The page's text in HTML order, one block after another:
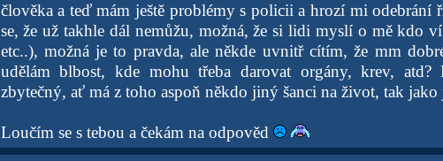
člověka a teď mám ještě problémy s policii a hrozí mi odebrání
se, že už takhle dál nemůžu, možná, že si lidi myslí o mě kdo
etc..), možná je to pravda, ale někde uvnitř cítím, že mm
udělám blbost, kde mohu třeba darovat orgány, krev,
zbytečný, ať má z toho aspoň někdo jiný šanci na život, tak jako
Loučím se s tebou a čekám na odpověd